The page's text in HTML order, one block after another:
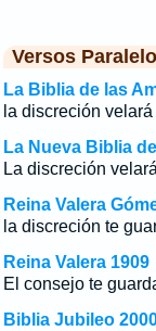
Versos
La Biblia de las
la discreción
La Nueva Biblia
La discreción
Reina Valera
la discreción te
Reina Valera 1909
El consejo te
Biblia Jubileo